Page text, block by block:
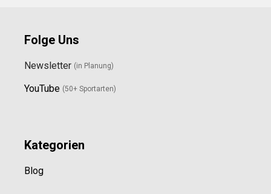
Folge Uns
Newsletter (in Planung)
YouTube (50+ Sportarten)
Kategorien
Blog